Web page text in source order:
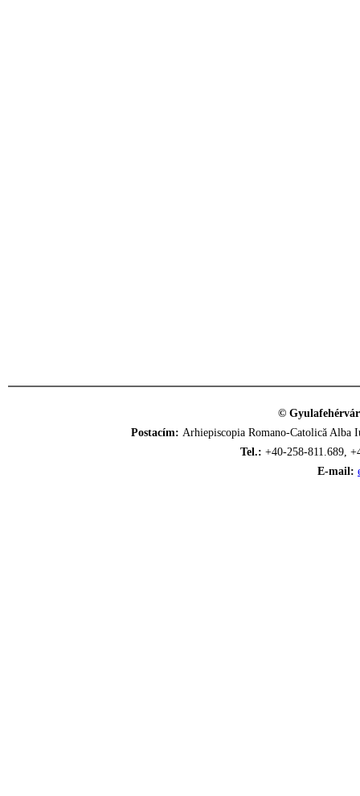
©
Postacím: Arhiepiscopia Romano-Catolică
Tel.: +40-258-811.689,
E-mail: